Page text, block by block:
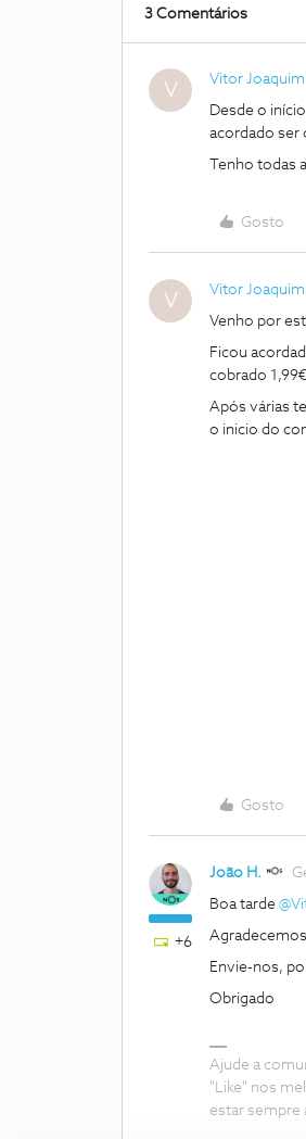
3 Comentários
V Vitor
Desde o
acordado ser
Tenho
Gosto
V Vitor
Venho por
Ficou
cobrado
Após várias
o inicio do
Gosto
+6
João H.
Boa tarde ​
Agradecemos
Envie-nos,
Obrigado
Ajude a
"Like" nos
estar sempre